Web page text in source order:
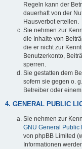
Regeln kann der
dauerhaft von der
Hausverbot erteilen.
Sie nehmen zur
die Inhalte von
die er nicht zur
Benutzerkonto,
sperren.
Sie gestatten dem
sofern sie gegen o.
Betreiber oder
4. GENERAL PUBLIC
Sie nehmen zur
GNU General Public
von phpBB Limited
Informationen